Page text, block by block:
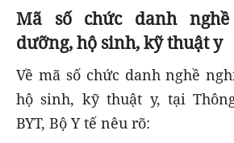
Mã số chức danh
dưỡng, hộ sinh, kỹ thuật y
Về mã số chức danh nghề
hộ sinh, kỹ thuật y, tại
BYT, Bộ Y tế nêu rõ: